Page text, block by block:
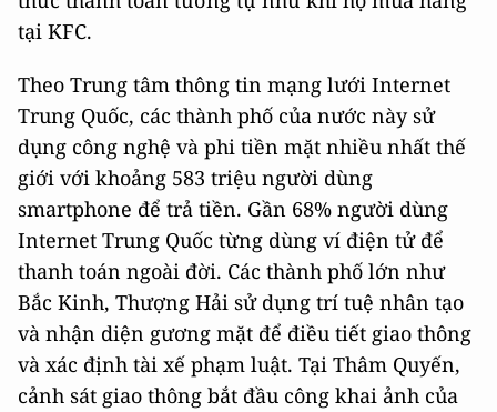
tại KFC.
Theo Trung tâm thông tin mạng lưới Internet
Trung Quốc, các thành phố của nước này sử
dụng công nghệ và phi tiền mặt nhiều nhất thế
giới với khoảng 583 triệu người dùng
smartphone để trả tiền. Gần 68% người dùng
Internet Trung Quốc từng dùng ví điện tử để
thanh toán ngoài đời. Các thành phố lớn như
Bắc Kinh, Thượng Hải sử dụng trí tuệ nhân tạo
và nhận diện gương mặt để điều tiết giao thông
và xác định tài xế phạm luật. Tại Thâm Quyến,
cảnh sát giao thông bắt đầu công khai ảnh của